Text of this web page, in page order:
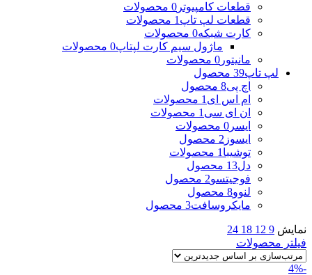
قطعات کامپیوتر 0 محصولات
قطعات لپ تاپ 1 محصولات
کارت شبکه0 محصولات
ماژول سیم کارت لپتاپ0 محصولات
مانیتور 0 محصولات
لپ تاپ39 محصول
اچ پی8 محصول
ام اس ای 1 محصولات
ان ای سی 1 محصولات
ایسر 0 محصولات
ایسوز 2 محصول
توشیبا 1 محصولات
دل13 محصول
فوجیتسو2 محصول
لنوو8 محصول
مایکروسافت3 محصول
نمایش 9
12
18
24
فیلتر محصولات
-4%